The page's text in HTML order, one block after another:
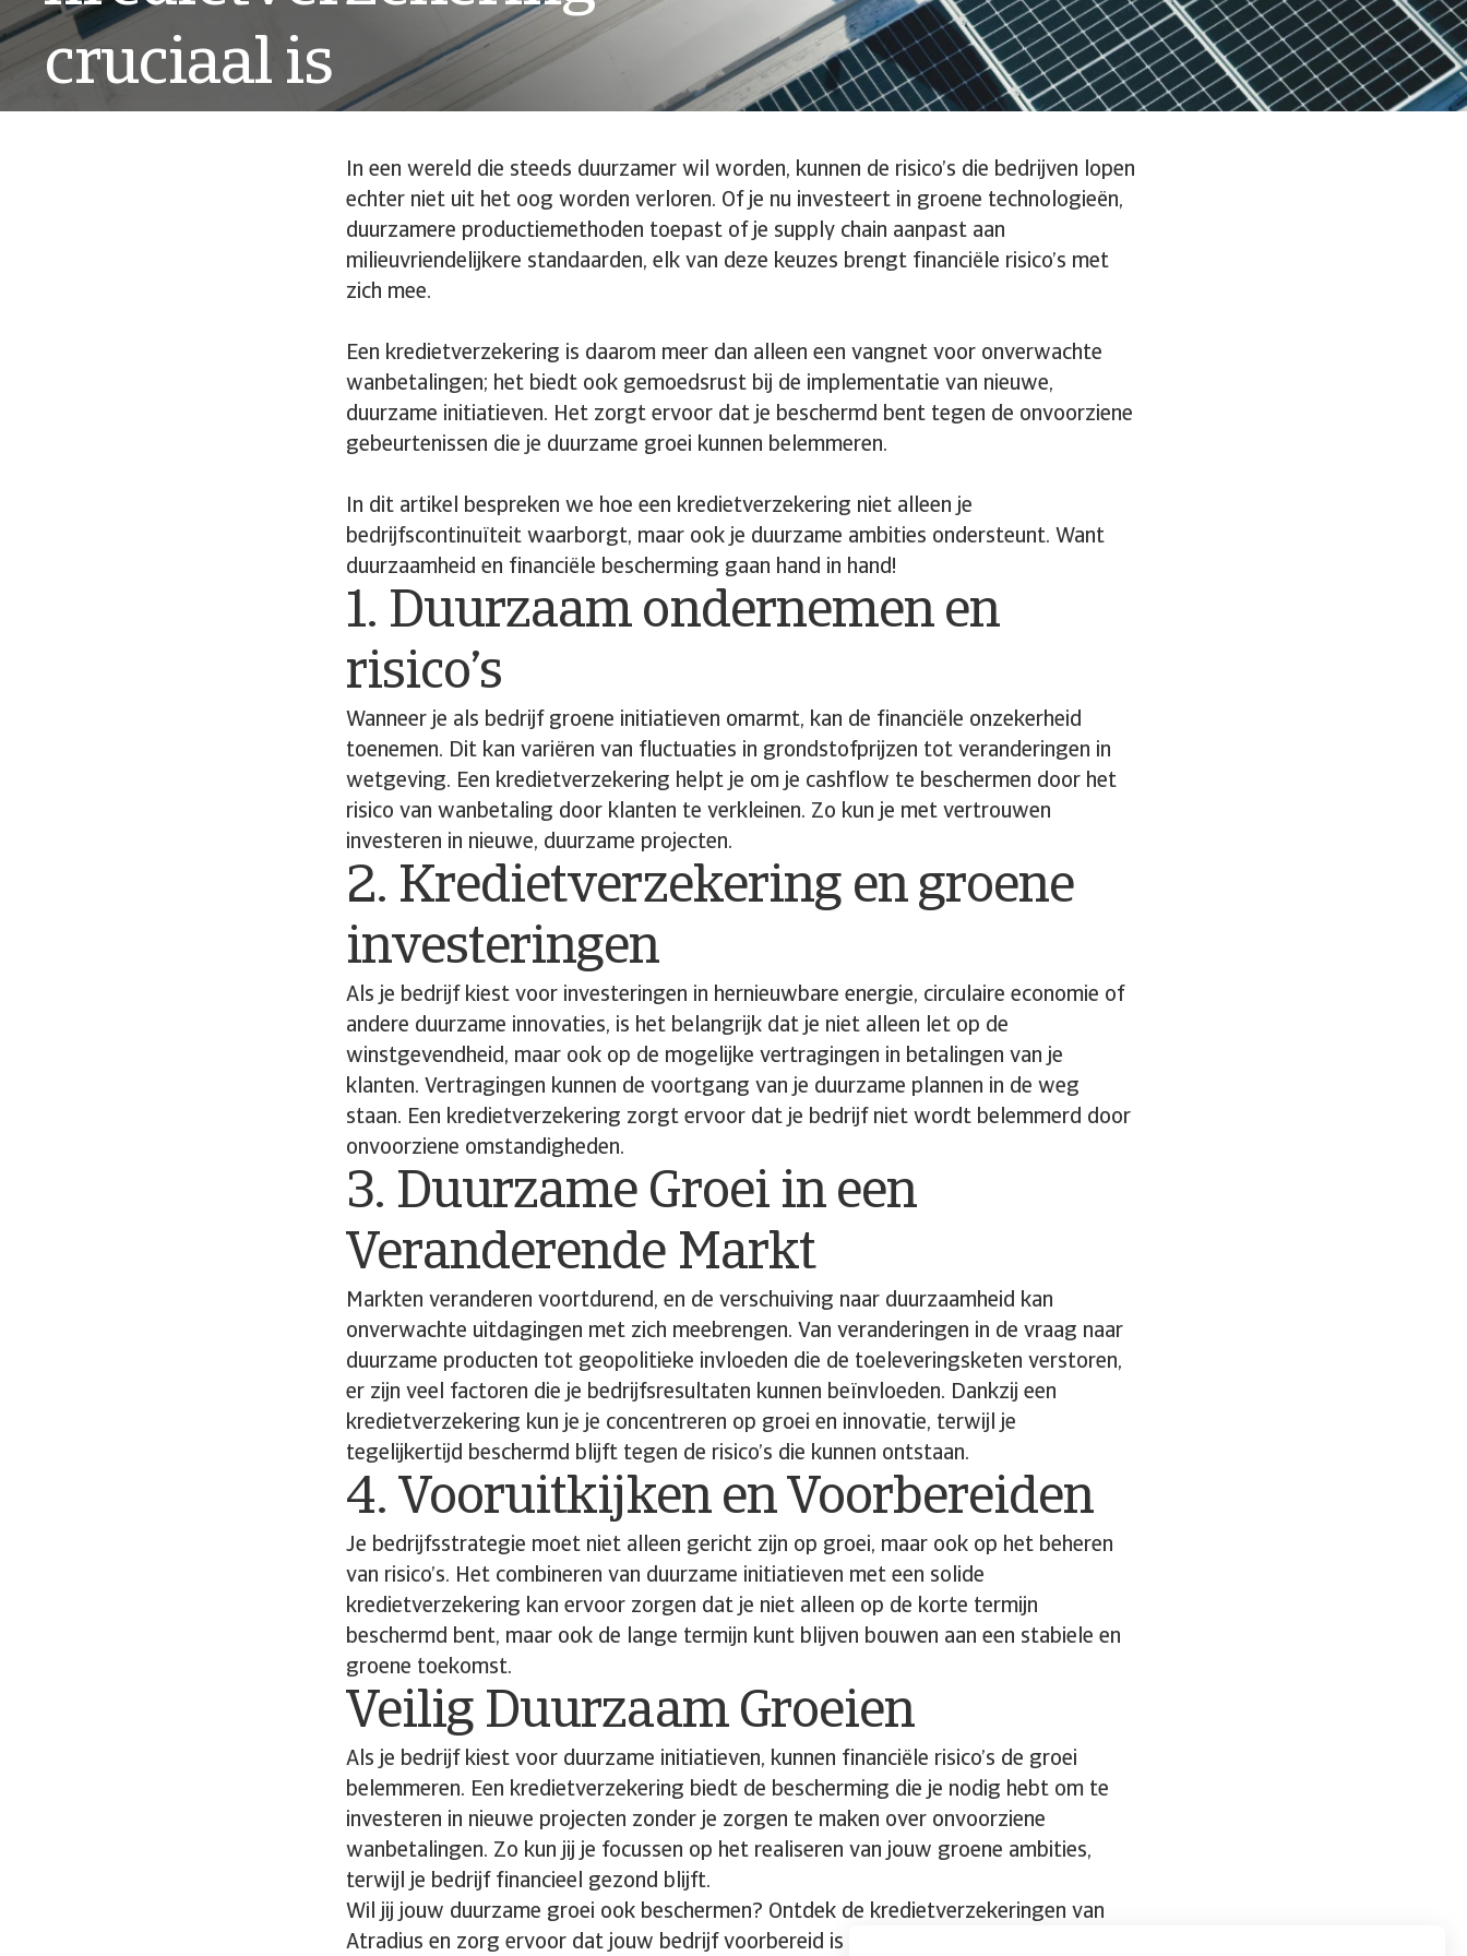
cruciaal is
In een wereld die steeds duurzamer wil worden, kunnen de risico’s die bedrijven lopen
echter niet uit het oog worden verloren. Of je nu investeert in groene technologieën,
duurzamere productiemethoden toepast of je supply chain aanpast aan
milieuvriendelijkere standaarden, elk van deze keuzes brengt financiële risico’s met
zich mee.
Een kredietverzekering is daarom meer dan alleen een vangnet voor onverwachte
wanbetalingen; het biedt ook gemoedsrust bij de implementatie van nieuwe,
duurzame initiatieven. Het zorgt ervoor dat je beschermd bent tegen de onvoorziene
gebeurtenissen die je duurzame groei kunnen belemmeren.
In dit artikel bespreken we hoe een kredietverzekering niet alleen je
bedrijfscontinuïteit waarborgt, maar ook je duurzame ambities ondersteunt. Want
duurzaamheid en financiële bescherming gaan hand in hand!
1. Duurzaam ondernemen en
risico’s
Wanneer je als bedrijf groene initiatieven omarmt, kan de financiële onzekerheid
toenemen. Dit kan variëren van fluctuaties in grondstofprijzen tot veranderingen in
wetgeving. Een kredietverzekering helpt je om je cashflow te beschermen door het
risico van wanbetaling door klanten te verkleinen. Zo kun je met vertrouwen
investeren in nieuwe, duurzame projecten.
2. Kredietverzekering en groene
investeringen
Als je bedrijf kiest voor investeringen in hernieuwbare energie, circulaire economie of
andere duurzame innovaties, is het belangrijk dat je niet alleen let op de
winstgevendheid, maar ook op de mogelijke vertragingen in betalingen van je
klanten. Vertragingen kunnen de voortgang van je duurzame plannen in de weg
staan. Een kredietverzekering zorgt ervoor dat je bedrijf niet wordt belemmerd door
onvoorziene omstandigheden.
3. Duurzame Groei in een
Veranderende Markt
Markten veranderen voortdurend, en de verschuiving naar duurzaamheid kan
onverwachte uitdagingen met zich meebrengen. Van veranderingen in de vraag naar
duurzame producten tot geopolitieke invloeden die de toeleveringsketen verstoren,
er zijn veel factoren die je bedrijfsresultaten kunnen beïnvloeden. Dankzij een
kredietverzekering kun je je concentreren op groei en innovatie, terwijl je
tegelijkertijd beschermd blijft tegen de risico’s die kunnen ontstaan.
4. Vooruitkijken en Voorbereiden
Je bedrijfsstrategie moet niet alleen gericht zijn op groei, maar ook op het beheren
van risico’s. Het combineren van duurzame initiatieven met een solide
kredietverzekering kan ervoor zorgen dat je niet alleen op de korte termijn
beschermd bent, maar ook de lange termijn kunt blijven bouwen aan een stabiele en
groene toekomst.
Veilig Duurzaam Groeien
Als je bedrijf kiest voor duurzame initiatieven, kunnen financiële risico’s de groei
belemmeren. Een kredietverzekering biedt de bescherming die je nodig hebt om te
investeren in nieuwe projecten zonder je zorgen te maken over onvoorziene
wanbetalingen. Zo kun jij je focussen op het realiseren van jouw groene ambities,
terwijl je bedrijf financieel gezond blijft.
Wil jij jouw duurzame groei ook beschermen? Ontdek de kredietverzekeringen van
Atradius en zorg ervoor dat jouw bedrijf voorbereid is op de toekomst. Bekijk onze